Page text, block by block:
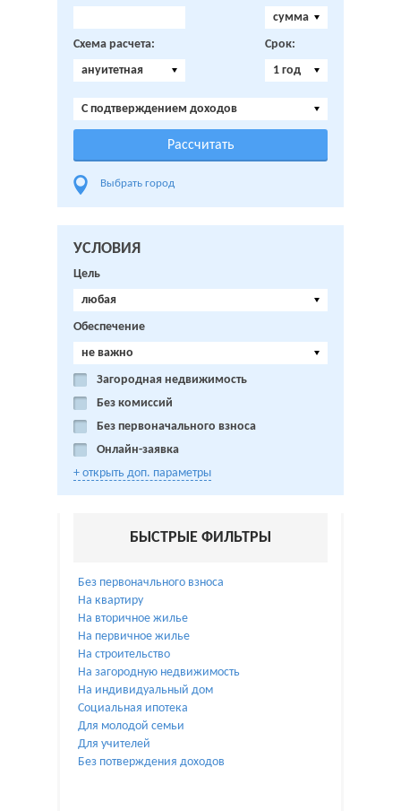
сумма
Схема расчета:
ануитетная
Срок:
1 год
C подтверждением доходов
Выбрать город
УСЛОВИЯ
Цель
любая
Обеспечение
не важно
Загородная недвижимость
Без комиссий
Без первоначального взноса
Онлайн-заявка
+ открыть доп. параметры
БЫСТРЫЕ ФИЛЬТРЫ
Без первоначльного взноса
На квартиру
На вторичное жилье
На первичное жилье
На строительство
На загородную недвижимость
На индивидуальный дом
Социальная ипотека
Для молодой семьи
Для учителей
Без потверждения доходов